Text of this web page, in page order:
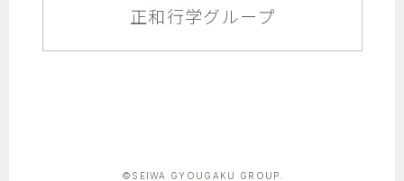
正和行学グループ
©SEIWA GYOUGAKU GROUP.